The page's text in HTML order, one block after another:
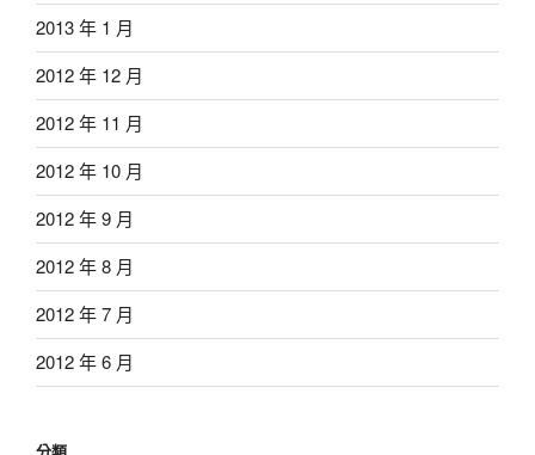
2013 年 1 月
2012 年 12 月
2012 年 11 月
2012 年 10 月
2012 年 9 月
2012 年 8 月
2012 年 7 月
2012 年 6 月
分類